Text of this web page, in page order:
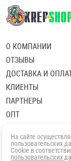
О КОМПАНИИ
ОТЗЫВЫ
ДОСТАВКА И
КЛИЕНТЫ
ПАРТНЕРЫ
ОПТ
Политика в
Согласие
На сайте
пользовательских
Cookie в
пользовательских